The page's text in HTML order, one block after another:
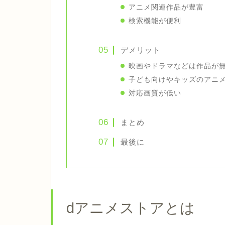
アニメ関連作品が豊富
検索機能が便利
デメリット
映画やドラマなどは作品が
子ども向けやキッズのアニ
対応画質が低い
まとめ
最後に
dアニメストアとは